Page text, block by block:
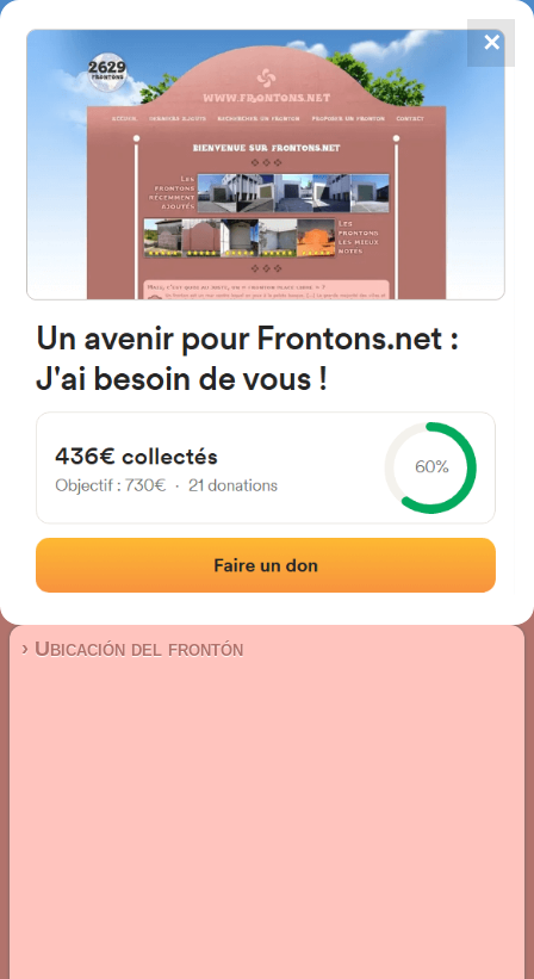
FRONTONS.NET
BUSCAR UN FRONTÓN
AÑADIR UN FRONTÓN
4784
frontones
31891 Azpirotz, Navarre
Calle San Esteban 16 España
Frontón de plaza libre
Localización|Fotos|Comentarios y reseñas
› Ubicación del frontón
✕